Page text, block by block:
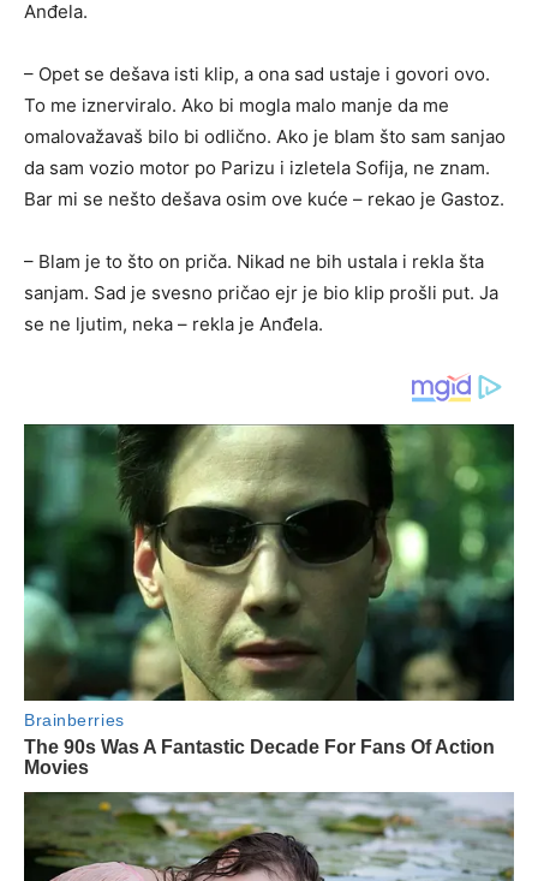
Anđela.
– Opet se dešava isti klip, a ona sad ustaje i govori ovo.
To me iznerviralo. Ako bi mogla malo manje da me
omalovažavaš bilo bi odlično. Ako je blam što sam sanjao
da sam vozio motor po Parizu i izletela Sofija, ne znam.
Bar mi se nešto dešava osim ove kuće – rekao je Gastoz.
– Blam je to što on priča. Nikad ne bih ustala i rekla šta
sanjam. Sad je svesno pričao ejr je bio klip prošli put. Ja
se ne ljutim, neka – rekla je Anđela.